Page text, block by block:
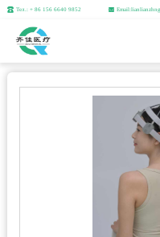
Тел.: + 86 156 6640 9852